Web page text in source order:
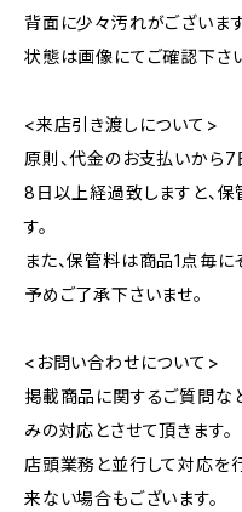
背面に少々汚れがございます
状態は画像にてご確認下さい
<来店引き渡しについて>
原則、代金のお支払いから7
8日以上経過致しますと、保
す。
また、保管料は商品1点毎に
予めご了承下さいませ。
<お問い合わせについて>
掲載商品に関するご質問な
みの対応とさせて頂きます。
店頭業務と並行して対応を
来ない場合もございます。